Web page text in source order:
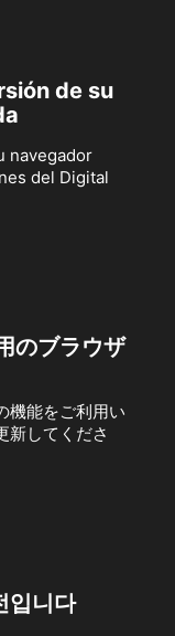
de su
navegador
del Digital
のブラウザ
機能をご利用い
新してくださ
입니다